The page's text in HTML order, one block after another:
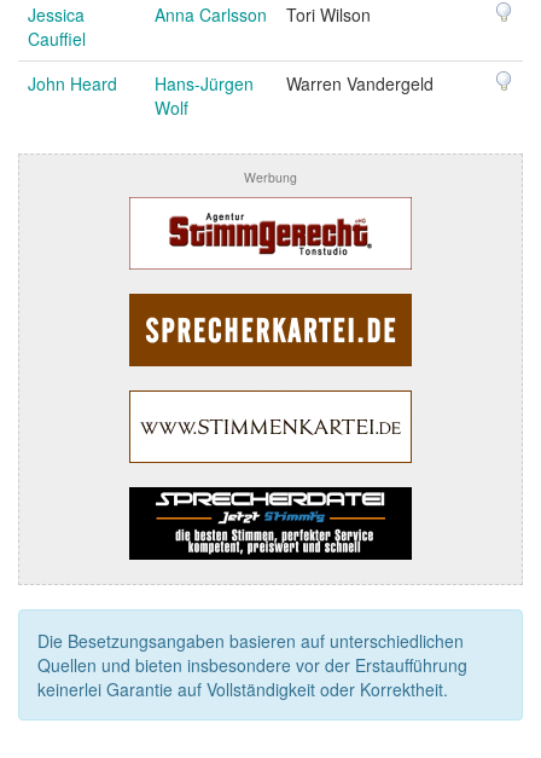
Jessica
Cauffiel
Anna Carlsson Tori Wilson
John Heard
Hans-Jürgen
Wolf
Warren Vandergeld
Werbung
Die Besetzungsangaben basieren auf unterschiedlichen
Quellen und bieten insbesondere vor der Erstaufführung
keinerlei Garantie auf Vollständigkeit oder Korrektheit.